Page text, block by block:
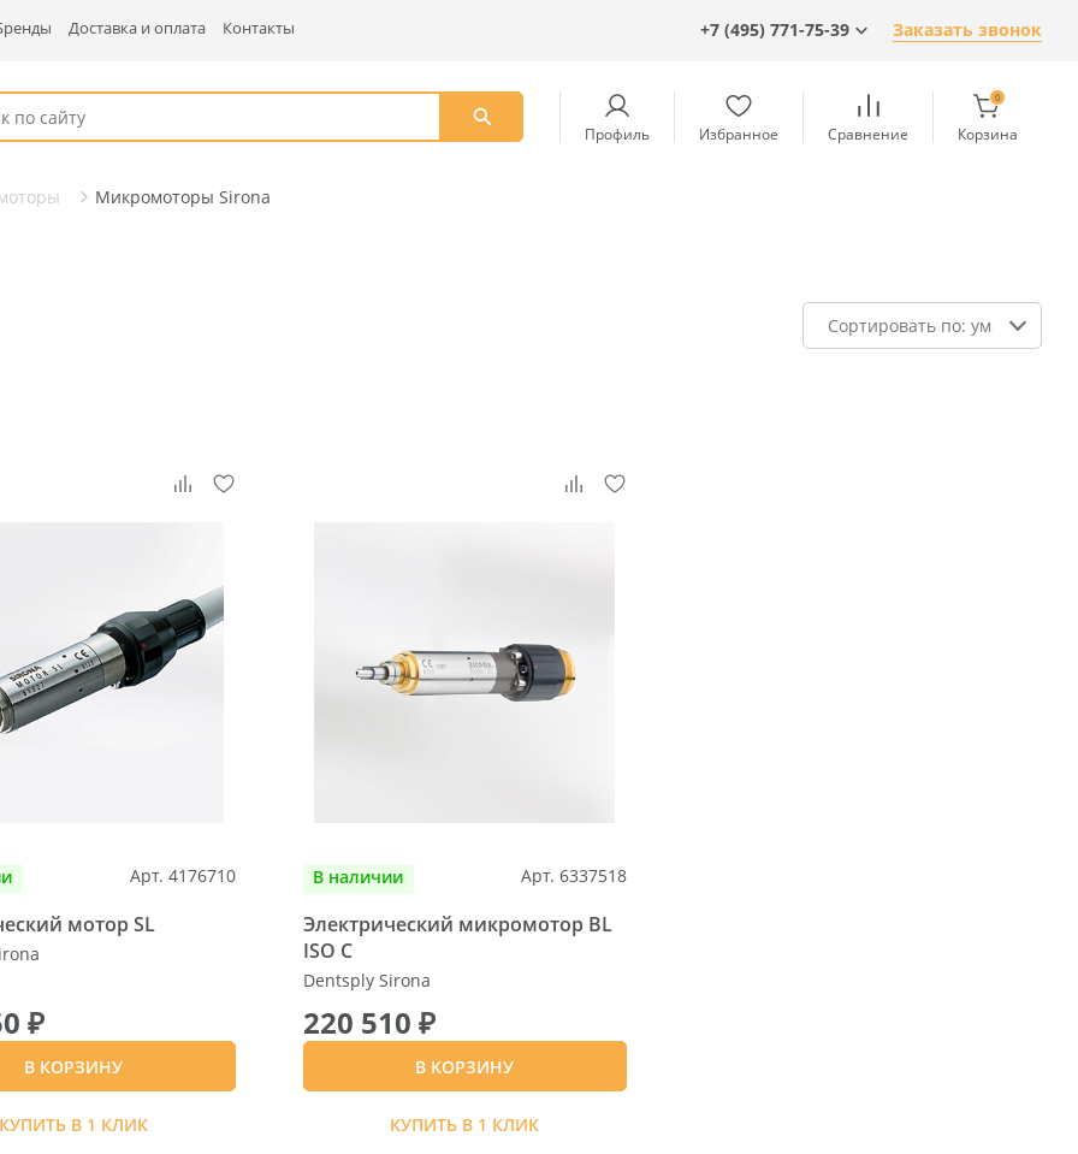
Доставка и оплата Контакты +7 (495) 771-75-39 Заказать звонок
Профиль Избранное Сравнение
0
Корзина
Микромоторы Sirona
Арт. 4176710
мотор SL
₽
В КОРЗИНУ
КУПИТЬ В 1 КЛИК
В наличии Арт. 6337518
Электрический микромотор BL
ISO C
Dentsply Sirona
220 510 ₽
В КОРЗИНУ
КУПИТЬ В 1 КЛИК